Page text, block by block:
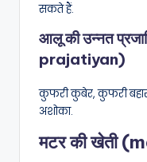
सकते हैं.
आलू की उन्नत
prajatiyan)
कुफरी कुबेर, कुफरी
अशोका.
मटर की खेती